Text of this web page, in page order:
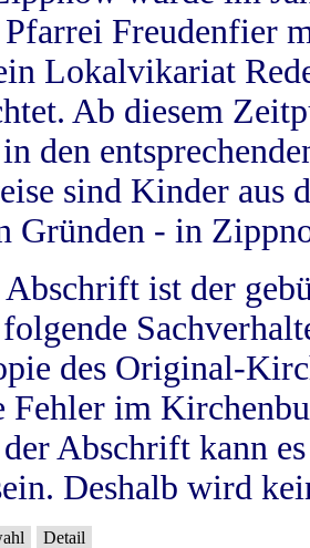
Pfarrei Freudenfier
Lokalvikariat
Ab diesem
den
sind Kinder aus
Gründen - in
ist der
des Original-
Fehler im
Abschrift kann
Deshalb wird
Detail